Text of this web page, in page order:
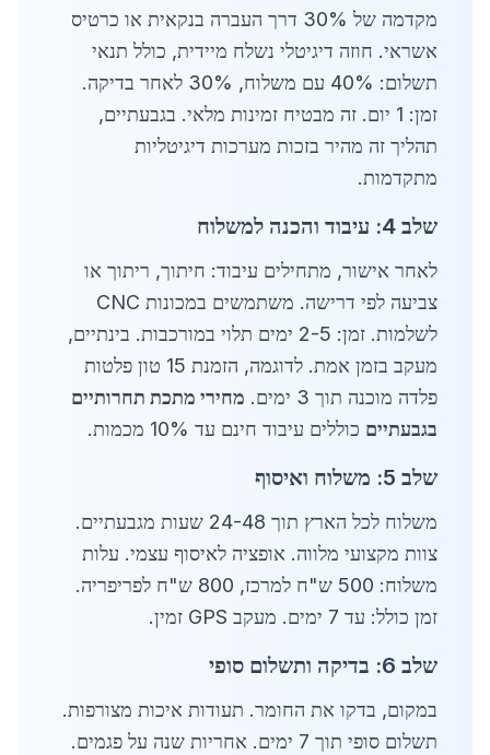
מקדמה של 30% דרך העברה בנקאית או כרטיס
אשראי. חוזה דיגיטלי נשלח מיידית, כולל תנאי
תשלום: 40% עם משלוח, 30% לאחר בדיקה.
זמן: 1 יום. זה מבטיח זמינות מלאי. בגבעתיים,
תהליך זה מהיר בזכות מערכות דיגיטליות
מתקדמות.
שלב 4: עיבוד והכנה למשלוח
לאחר אישור, מתחילים עיבוד: חיתוך, ריתוך או
צביעה לפי דרישה. משתמשים במכונות CNC
לשלמות. זמן: 2-5 ימים תלוי במורכבות. בינתיים,
מעקב בזמן אמת. לדוגמה, הזמנת 15 טון פלטות
פלדה מוכנה תוך 3 ימים.
מחירי מתכת תחרותיים
בגבעתיים כוללים עיבוד חינם עד 10% מכמות.
שלב 5: משלוח ואיסוף
משלוח לכל הארץ תוך 24-48 שעות מגבעתיים.
צוות מקצועי מלווה. אופציה לאיסוף עצמי. עלות
משלוח: 500 ש"ח למרכז, 800 ש"ח לפריפריה.
זמן כולל: עד 7 ימים. מעקב GPS זמין.
שלב 6: בדיקה ותשלום סופי
במקום, בדקו את החומר. תעודות איכות מצורפות.
תשלום סופי תוך 7 ימים. אחריות שנה על פגמים.